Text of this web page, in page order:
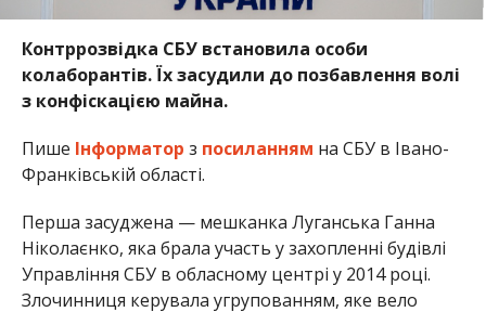
Контррозвідка СБУ встановила особи
колаборантів. Їх засудили до позбавлення волі
з конфіскацією майна.
Пише Інформатор з посиланням на СБУ в Івано-
Франківській області.
Перша засуджена — мешканка Луганська Ганна
Ніколаєнко, яка брала участь у захопленні будівлі
Управління СБУ в обласному центрі у 2014 році.
Злочинниця керувала угрупованням, яке вело